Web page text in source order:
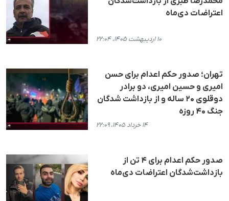
اعتراضات دی‌ماه
۱۰ اردیبهشت ۱۴۰۵، ۲۲:۰۴
تهران؛ صدور حکم اعدام برای حسن
امیری و حسین امیری، دو برادر
دوقلوی ۲۰ ساله و از بازداشت شدگان
جنگ ۴۰ روزه
۱۴ خرداد ۱۴۰۵، ۲۲:۰۹
صدور حکم اعدام برای ۴ تن از
بازداشت‌شدگان اعتراضات دی‌ماه